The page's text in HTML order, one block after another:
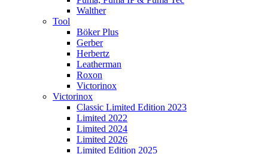
Walther
Tool
Böker Plus
Gerber
Herbertz
Leatherman
Roxon
Victorinox
Victorinox
Classic Limited Edition 2023
Limited 2022
Limited 2024
Limited 2026
Limited Edition 2025